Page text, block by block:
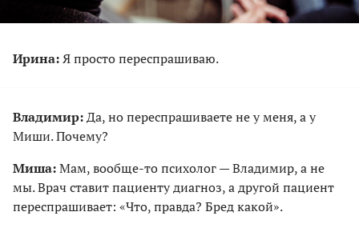
Ирина:Я просто переспрашиваю.
Владимир:Да, но переспрашиваете не у меня, а у
Миши. Почему?
Миша:Мам, вообще-то психолог — Владимир, а не
мы. Врач ставит пациенту диагноз, а другой пациент
переспрашивает: «Что, правда? Бред какой».